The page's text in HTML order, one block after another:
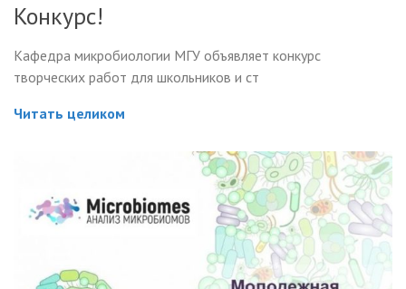
Конкурс!
Кафедра микробиологии МГУ объявляет конкурс
творческих работ для школьников и ст
Читать целиком